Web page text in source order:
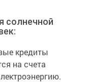
солнечной
кредиты
на счета